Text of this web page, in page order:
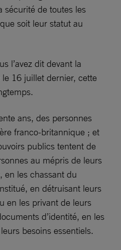
sécurité de toutes les
soit leur statut au
l’avez dit devant la
16 juillet dernier, cette
ans, des personnes
franco-britannique ; et
publics tentent de
au mépris de leurs
en les chassant du
en détruisant leurs
en les privant de leurs
d’identité, en les
besoins essentiels.